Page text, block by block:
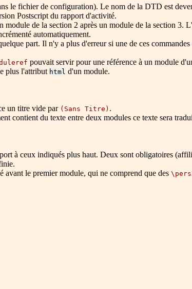
le fichier de configuration). Le nom de la DTD est
Postscript du rapport d'activité.
module de la section 2 après un module de la section 3.
automatiquement.
part. Il n'y a plus d'erreur si une de ces
pouvait servir pour une référence à un module
plus l'attribut html d'un module.
un titre vide par (Sans Titre) .
contient du texte entre deux modules ce texte sera
à ceux indiqués plus haut. Deux sont obligatoires
avant le premier module, qui ne comprend que des \pers